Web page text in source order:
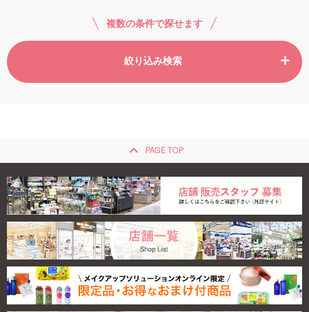
ログイン・新規会員登録
複数の条件で探せます
絞り込み検索
keyboard_arrow_up PAGE TOP